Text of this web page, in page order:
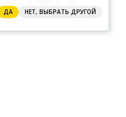
ДА НЕТ, ВЫБРАТЬ ДРУГОЙ